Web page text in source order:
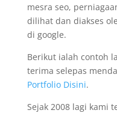
mesra seo,
dilihat dan diakses
di google.
Berikut ialah contoh
terima selepas
Portfolio Disini.
Sejak 2008 lagi kami